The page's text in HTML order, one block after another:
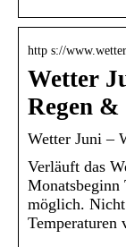
http s://
Wetter
Regen &
Wetter Juni –
Verläuft das
Monatsbeginn
möglich.